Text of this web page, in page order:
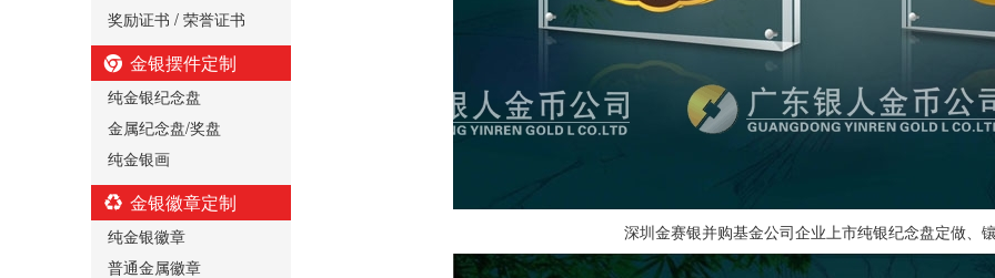
奖励证书 / 荣誉证书
金银摆件定制
纯金银纪念盘
金属纪念盘/奖盘
纯金银画
金银徽章定制
纯金银徽章
普通金属徽章
深圳金赛银并购基金公司企业上市纯银纪念盘定做、